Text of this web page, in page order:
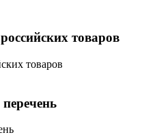
товаров
товаров